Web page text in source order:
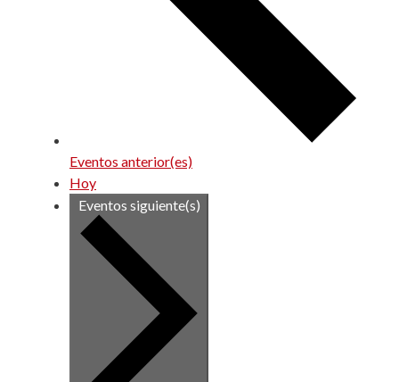
Eventos anterior(es)
Hoy
Eventos siguiente(s)